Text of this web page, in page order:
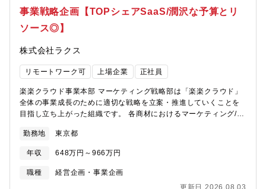
ただいた先で、現場起点の意見を商品企画に活かし更なる事業成
長につなげていただきたいと考えております。3年後：エステ市場
におけるインナーケア事業の責任者として、カテゴリシェアNo.1
進全社でのリピート事業を押し上げる立役者となっていただきま
す。【ポジションの魅力】・今までの自分の経験で業績向上に貢
献できる・新しいブランド、カテゴリにて今までの経験ではない
けるスタートアップフェーズに携われ、中心メンバーとして事業
の成長を体感できる。・営業、商品企画、マーケティングなど、
社内各部門と密に連携しながら多角的に事業に関与できる配属先
組織について【組織のミッション】大きな成長を遂げているReFa
らの美容・健康のバリューを戦略的に構築し、お客様にお届けし
が、今後はリピート商材がキーになってきます。我々の事業は、
お客様に効果を感じて頂き、飲み続けて頂くカテゴリです。その
事業戦略企画【TOPシェアSaaS/潤沢な予算とリ
ソース◎】
株式会社ラクス
リモートワーク可 上場企業 正社員
楽楽クラウド事業本部 マーケティング戦略部は「楽楽クラウド」
全体の事業成長のために適切な戦略を立案・推進していくことを
目指し立ち上がった組織です。 各商材におけるマーケティング/コ
グ活動を通じて、楽楽クラウド事業本部の戦略ゴール達成に貢献
することを目指しています。【具体的にお任せしたいこと】同社
マーケティング統括部マーケティング戦略部において、マーケテ
ィング戦略の立案及び関連部門との連携によるプロジェクトのデ
勤務地 東京都
年収 648万円～966万円
職種
経営企画・事業企画
更新日 2026.08.03